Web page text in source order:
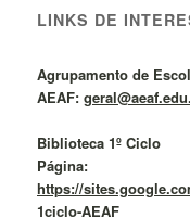
LINKS DE
Agrupamento de
AEAF:
Biblioteca 1º Ciclo
Página:
https://
1ciclo-AEAF